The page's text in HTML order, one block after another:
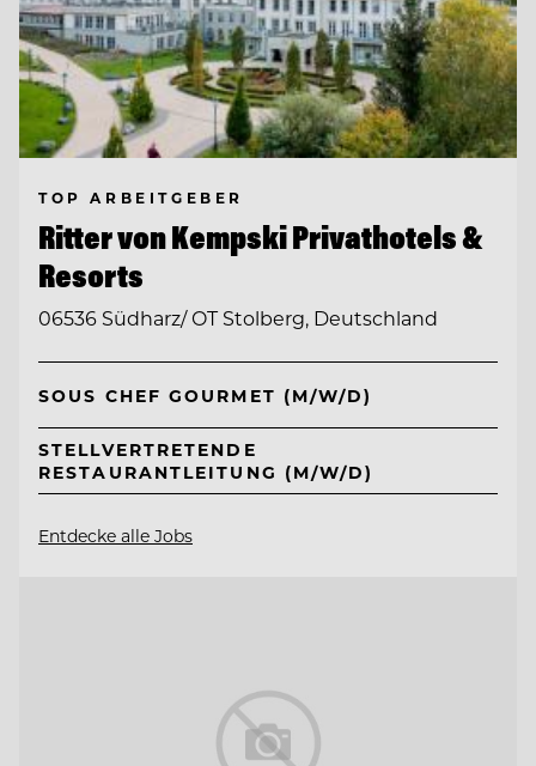
TOP ARBEITGEBER
Ritter von Kempski Privathotels &
Resorts
06536 Südharz/ OT Stolberg, Deutschland
SOUS CHEF GOURMET (M/W/D)
STELLVERTRETENDE
RESTAURANTLEITUNG (M/W/D)
Entdecke alle Jobs